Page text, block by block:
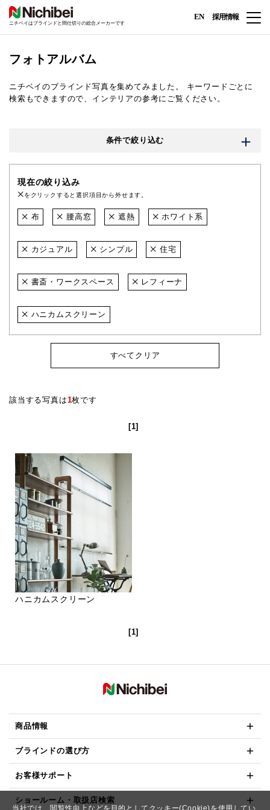
当社では、閲覧性向上などを目的としてクッキー(Cookie)を使用してい
ニチベイはブラインドと間仕切りの総合メーカーです
EN 採用情報
フォトアルバム
ニチベイのブラインド写真を集めてみました。
キーワードごとに
検索もできますので、インテリアの参考にご覧ください。
条件で絞り込む
現在の絞り込み
をクリックすると選択項目から外せます。
布 腰高窓 遮熱 ホワイト系
カジュアル シンプル 住宅
書斎・ワークスペース レフィーナ
ハニカムスクリーン
すべてクリア
該当する写真は1枚です
[1]
ハニカムスクリーン
[1]
商品情報
ブラインドの選び方
お客様サポート
ショールーム・取扱店検索